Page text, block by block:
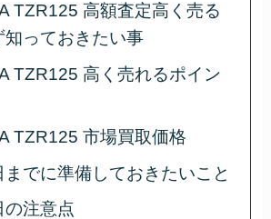
TZR125 高額査定高く売る
知っておきたい事
TZR125 高く売れるポイン
TZR125 市場買取価格
でに準備しておきたいこと
注意点